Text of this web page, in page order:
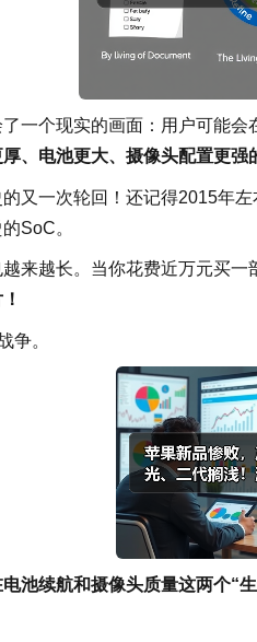
一个现实的画面：用户可能会
、电池更大、摄像头配置更强
又一次轮回！还记得2015年
SoC。
来越长。当你花费近万元买一
争。
池续航和摄像头质量这两个“